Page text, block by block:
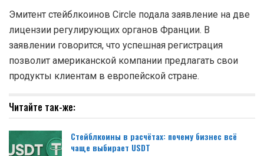
Эмитент стейблкоинов Circle подала заявление на две
лицензии регулирующих органов Франции. В
заявлении говорится, что успешная регистрация
позволит американской компании предлагать свои
продукты клиентам в европейской стране.
Читайте так-же:
Стейблкоины в расчётах: почему бизнес всё
чаще выбирает USDT